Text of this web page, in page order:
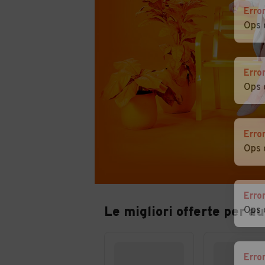
Le migliori offerte per
Error
Ops
Error
Ops
Error
Ops
Error
Ops
Error